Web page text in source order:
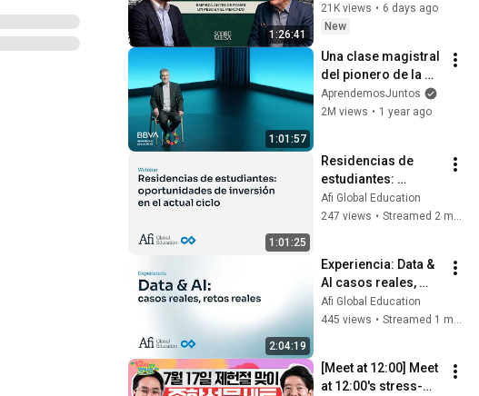
1:26:41
21K views • 6 days ago
New
1:01:57
Una clase magistral
del pionero de la
inteligencia artificial
| Jürgen
AprendemosJuntos
2M views • 1 year ago
1:01:25
Residencias de
estudiantes:
oportunidades de
inversión en el
Afi Global Education
247 views •
2:04:19
Experiencia: Data &
AI casos reales,
retos reales
Afi Global Education
445 views • Streamed 1 month ago
[Meet at 12:00] Meet
at 12:00's stress-